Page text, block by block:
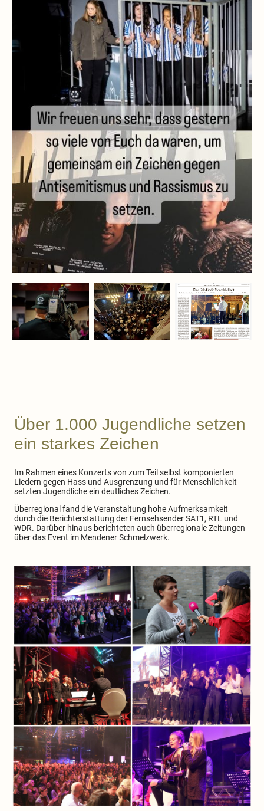
Über 1.000 Jugendliche setzen
ein starkes Zeichen
Im Rahmen eines Konzerts von zum Teil selbst komponierten
Liedern gegen Hass und Ausgrenzung und für Menschlichkeit
setzten Jugendliche ein deutliches Zeichen.
Überregional fand die Veranstaltung hohe Aufmerksamkeit
durch die Berichterstattung der Fernsehsender SAT1, RTL und
WDR. Darüber hinaus berichteten auch überregionale Zeitungen
über das Event im Mendener Schmelzwerk.